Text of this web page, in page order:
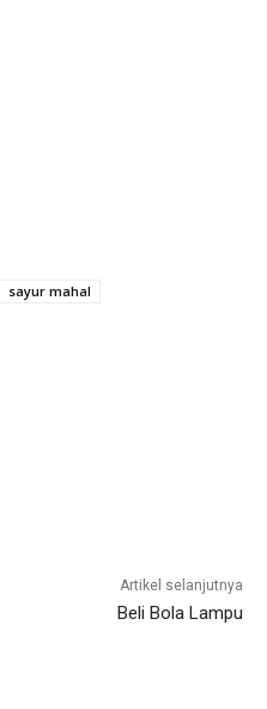
sayur mahal
Artikel selanjutnya
Beli Bola Lampu